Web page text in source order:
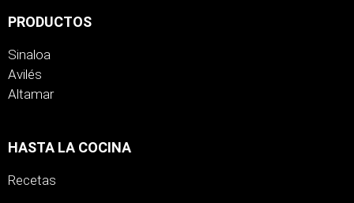
PRODUCTOS
Sinaloa
Avilés
Altamar
HASTA LA COCINA
Recetas